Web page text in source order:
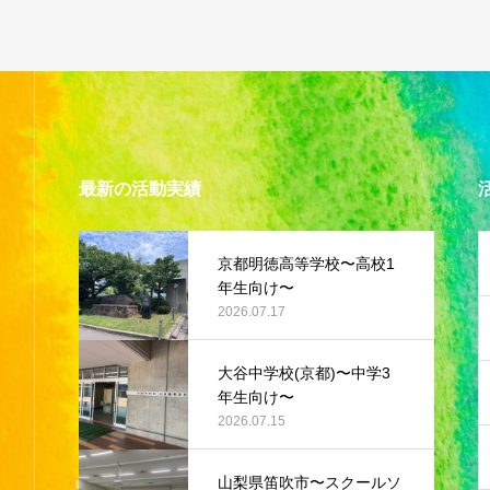
最新の活動実績
京都明徳高等学校〜高校1
年生向け〜
2026.07.17
大谷中学校(京都)〜中学3
年生向け〜
2026.07.15
山梨県笛吹市〜スクールソ